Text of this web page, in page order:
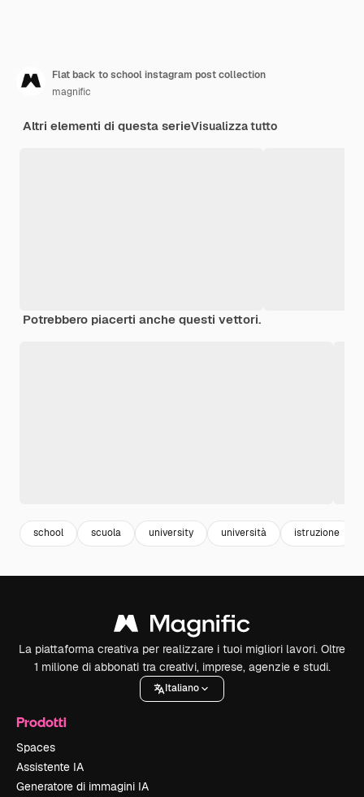
Flat back to school instagram post collection
magnific
Altri elementi di questa serieVisualizza tutto
Potrebbero piacerti anche questi vettori.
school scuola university università istruzione
La piattaforma creativa per realizzare i tuoi migliori lavori. Oltre
1 milione di abbonati tra creativi, imprese, agenzie e studi.
Italiano
Prodotti
Spaces
Assistente IA
Generatore di immagini IA